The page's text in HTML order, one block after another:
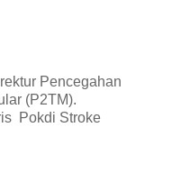
Pencegahan
(P2TM).
Pokdi Stroke